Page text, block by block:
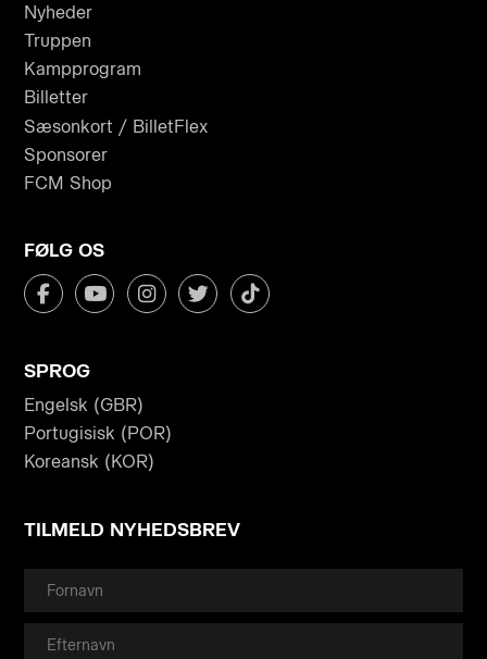
Nyheder
Truppen
Kampprogram
Billetter
Sæsonkort / BilletFlex
Sponsorer
FCM Shop
FØLG OS
SPROG
Engelsk (GBR)
Portugisisk (POR)
Koreansk (KOR)
TILMELD NYHEDSBREV